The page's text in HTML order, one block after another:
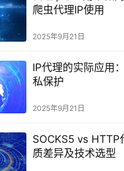
爬虫代理IP使用
2025年9月21日
IP代理的实际应用
私保护
2025年9月21日
SOCKS5 vs HTTP
质差异及技术选型